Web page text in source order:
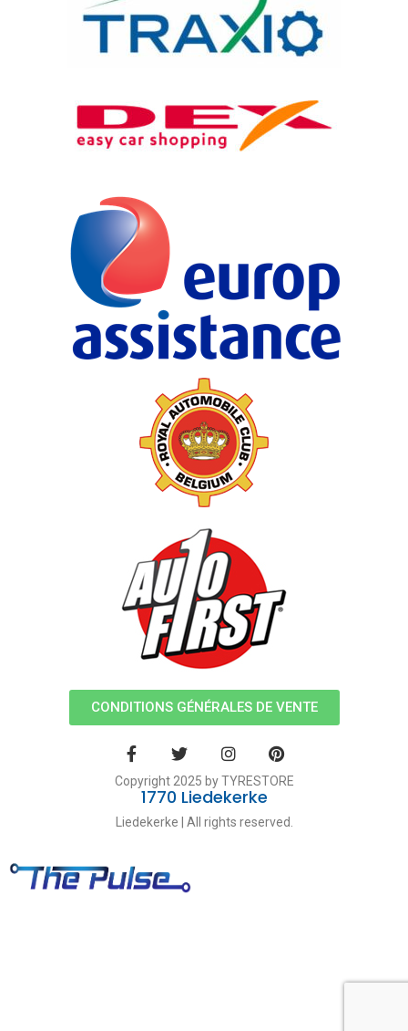
CONDITIONS GÉNÉRALES DE VENTE
Copyright 2025 by TYRESTORE
1770 Liedekerke
Liedekerke | All rights reserved.